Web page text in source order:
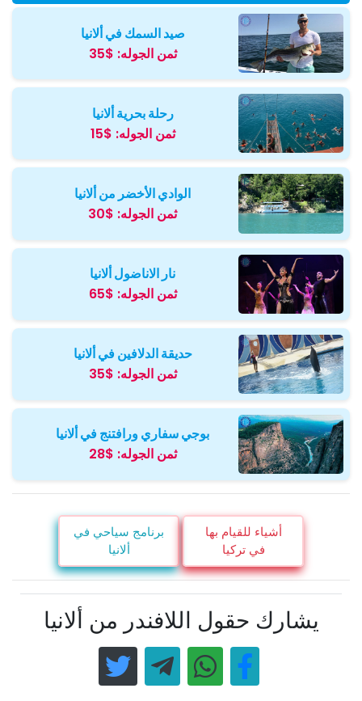
صيد السمك في ألانيا
ثمن الجوله: $35
رحلة بحرية ألانيا
ثمن الجوله: $15
الوادي الأخضر من ألانيا
ثمن الجوله: $30
نار الاناضول ألانيا
ثمن الجوله: $65
حديقة الدلافين في ألانيا
ثمن الجوله: $35
بوجي سفاري ورافتنج في ألانيا
ثمن الجوله: $28
أشياء للقيام بها
في تركيا
برنامج سياحي في
ألانيا
يشارك حقول اللافندر من ألانيا